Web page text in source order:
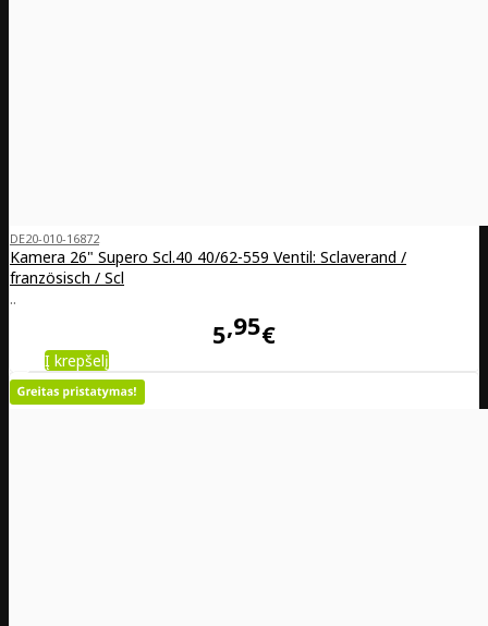
DE20-010-16872
Kamera 26" Supero Scl.40 40/62-559 Ventil: Sclaverand /
französisch / Scl
..
5 95€
Į krepšelį